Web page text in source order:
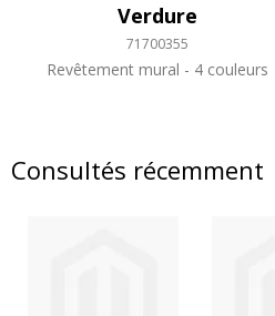
Verdure
71700355
Revêtement mural 4 couleurs
Consultés récemment